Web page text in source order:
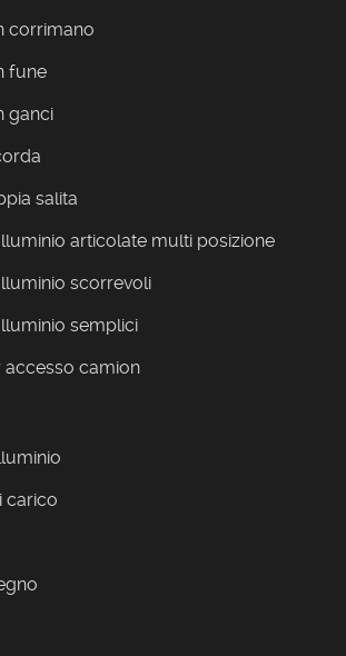
corrimano
fune
ganci
salita
articolate multi posizione
scorrevoli
semplici
accesso camion
carico